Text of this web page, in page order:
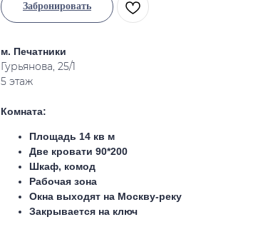
Забронировать
м. Печатники
Гурьянова, 25/1
5 этаж
Комната:
Площадь 14 кв м
Две кровати 90*200
Шкаф, комод
Рабочая зона
Окна выходят на Москву-реку
Закрывается на ключ